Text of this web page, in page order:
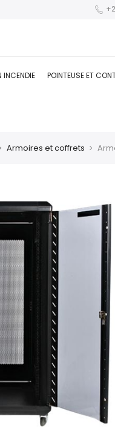
INCENDIE POINTEUSE ET
Armoires et coffrets